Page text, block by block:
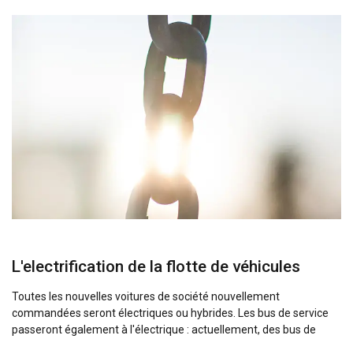
L'electrification de la flotte de véhicules
Toutes les nouvelles voitures de société nouvellement
commandées seront électriques ou hybrides. Les bus de service
passeront également à l'électrique : actuellement, des bus de